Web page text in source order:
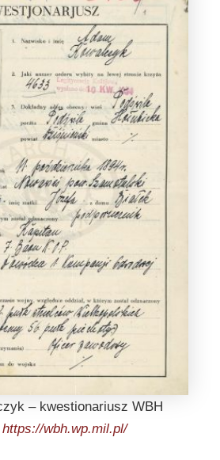
– kwestionariusz WBH
https://wbh.wp.mil.pl/